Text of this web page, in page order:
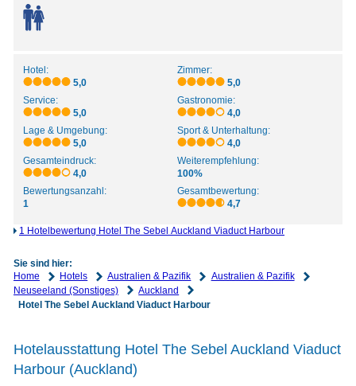
Hotel:
5,0
Zimmer:
5,0
Service:
5,0
Gastronomie:
4,0
Lage & Umgebung:
5,0
Sport & Unterhaltung:
4,0
Gesamteindruck:
4,0
Weiterempfehlung:
100%
Bewertungsanzahl:
1
Gesamtbewertung:
4,7
1 Hotelbewertung Hotel The Sebel Auckland Viaduct Harbour
Sie sind hier:
Home
Hotels Australien & Pazifik
Australien & Pazifik
Neuseeland (Sonstiges)
Auckland
Hotel The Sebel Auckland Viaduct Harbour
Hotelausstattung Hotel The Sebel Auckland Viaduct
Harbour (Auckland)